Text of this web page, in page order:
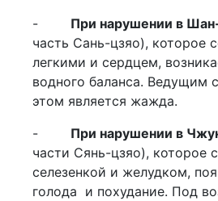
- При нарушении в
часть Сань-цзяо), которое
легкими и сердцем,
водного баланса. Ведущим
этом является жажда.
- При нарушении в
части Сянь-цзяо), которое
селезенкой и желудком,
голода и похудание. Под